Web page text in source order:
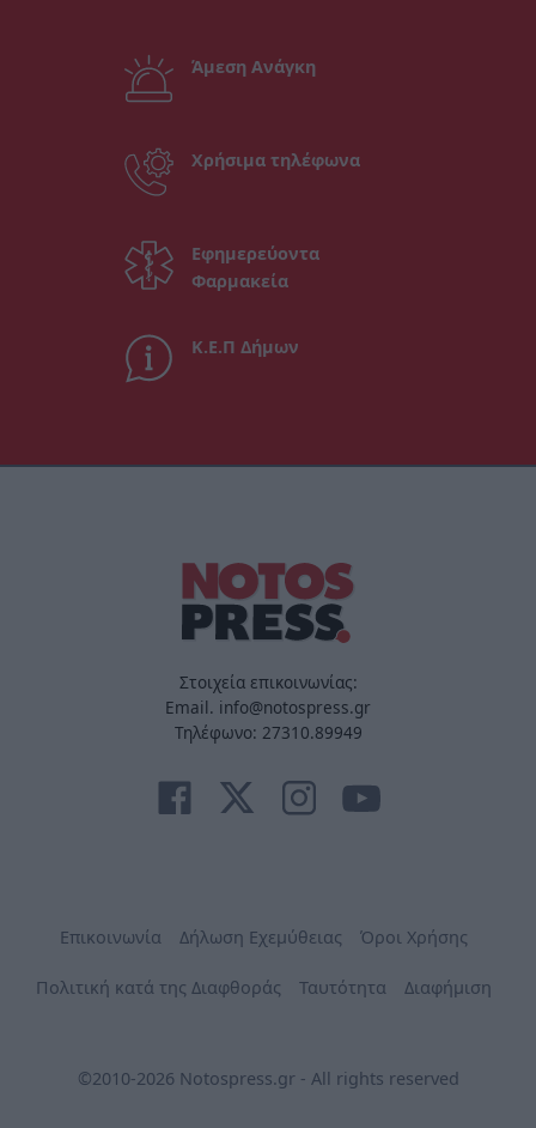
Άμεση Ανάγκη
Χρήσιμα τηλέφωνα
Εφημερεύοντα
Φαρμακεία
Κ.Ε.Π Δήμων
Στοιχεία επικοινωνίας:
Email. info@notospress.gr
Τηλέφωνο: 27310.89949
Επικοινωνία Δήλωση Εχεμύθειας Όροι Χρήσης
Πολιτική κατά της Διαφθοράς Ταυτότητα Διαφήμιση
©2010-2026 Notospress.gr - All rights reserved